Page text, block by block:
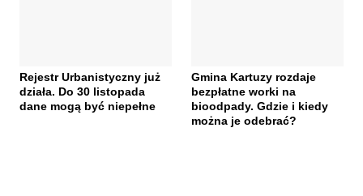
Rejestr Urbanistyczny już
działa. Do 30 listopada
dane mogą być niepełne
Gmina Kartuzy rozdaje
bezpłatne worki na
bioodpady. Gdzie i kiedy
można je odebrać?